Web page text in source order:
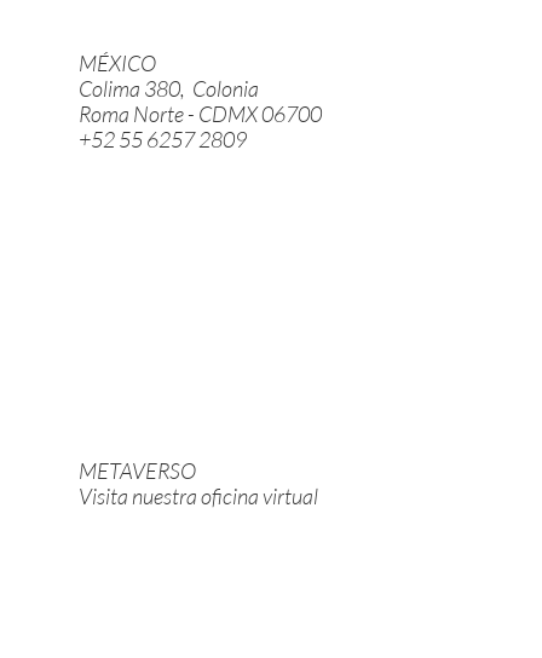
MÉXICO
Colima 380, Colonia
Roma Norte - CDMX 06700
+52 55 6257 2809
METAVERSO
Visita nuestra oficina virtual